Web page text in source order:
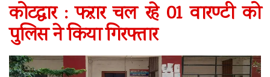
कोटद्वार : फऱार चल रहे 01 वारण्टी को
पुलिस ने किया गिरफ्तार